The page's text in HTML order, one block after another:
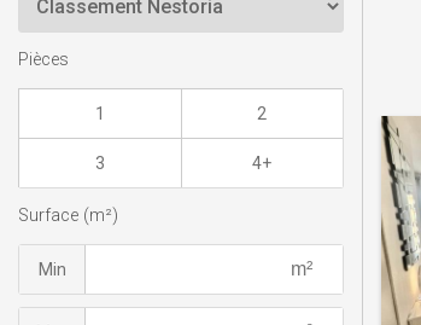
Pièces
1 2
3 4+
Surface (m²)
Min